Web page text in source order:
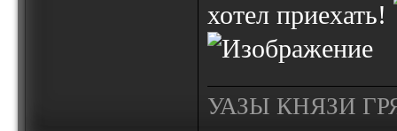
хотел приехать!
УАЗЫ КНЯЗИ